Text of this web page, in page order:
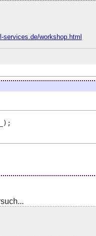
services.de/workshop.html